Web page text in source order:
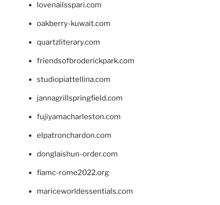
lovenailsspari.com
oakberry-kuwait.com
quartzliterary.com
friendsofbroderickpark.com
studiopiattellina.com
jannagrillspringfield.com
fujiyamacharleston.com
elpatronchardon.com
donglaishun-order.com
fiamc-rome2022.org
mariceworldessentials.com